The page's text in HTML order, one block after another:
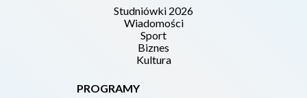
Studniówki 2026
Wiadomości
Sport
Biznes
Kultura
PROGRAMY